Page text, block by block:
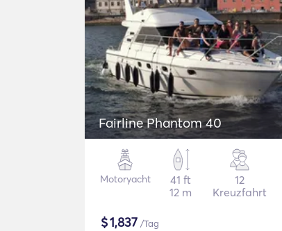
Fairline Phantom 40
Motoryacht
41 ft
12 m
12
Kreuzfahrt
$1,837 /Tag